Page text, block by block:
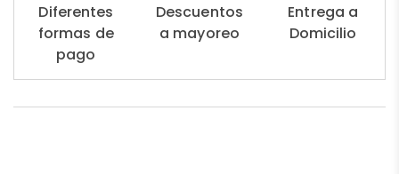
Diferentes
formas de
pago
Descuentos
a mayoreo
Entrega a
Domicilio